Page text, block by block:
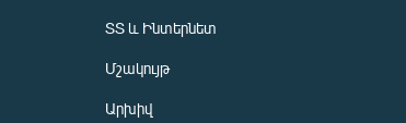
ՏՏ և Ինտերնետ
Մշակույթ
Արխիվ